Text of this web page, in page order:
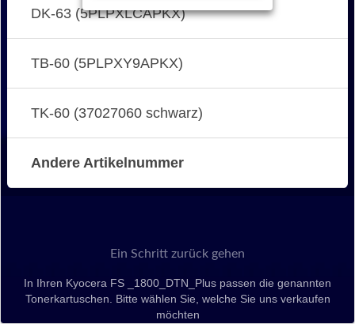
DK-63 (5PLPXLCAPKX)
TB-60 (5PLPXY9APKX)
TK-60 (37027060 schwarz)
Andere Artikelnummer
Ein Schritt zurück gehen
In Ihren Kyocera FS _1800_DTN_Plus passen die genannten
Tonerkartuschen. Bitte wählen Sie, welche Sie uns verkaufen
möchten